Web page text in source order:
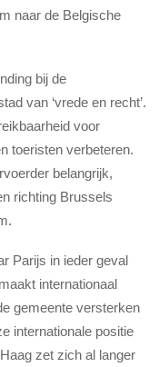
naar de Belgische
bij de
van ‘vrede en recht’.
voor
toeristen verbeteren.
belangrijk,
richting Brussels
Parijs in ieder geval
internationaal
gemeente versterken
internationale positie
zet zich al langer